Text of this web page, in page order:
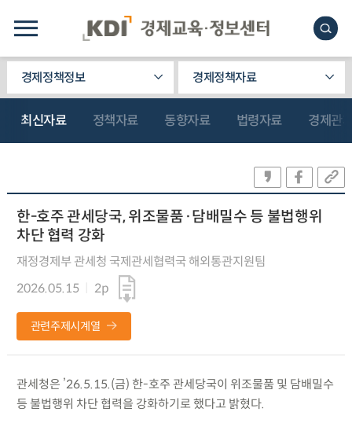
경제정책정보 경제정책자료
최신자료 정책자료 동향자료 법령자료 경제관
한-호주 관세당국, 위조물품·담배밀수 등 불법행위
차단 협력 강화
재정경제부 관세청 국제관세협력국 해외통관지원팀
2026.05.15
2p
관련주제시계열
관세청은 ’26.5.15.(금) 한-호주 관세당국이 위조물품 및 담배밀수
등 불법행위 차단 협력을 강화하기로 했다고 밝혔다.